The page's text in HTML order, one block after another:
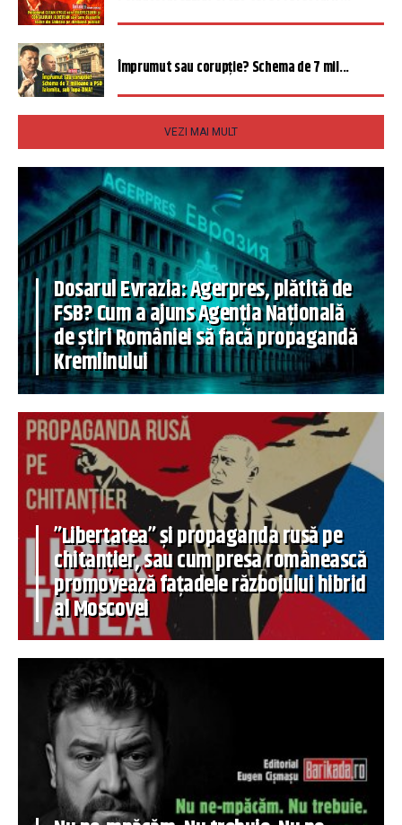
Împrumut sau corupție? Schema de 7 mil...
VEZI MAI MULT
Dosarul Evrazia: Agerpres, plătită de
FSB? Cum a ajuns Agenția Națională
de știri României să facă propagandă
Kremlinului
”Libertatea” și propaganda rusă pe
chitanțier, sau cum presa românească
promovează fațadele războiului hibrid
al Moscovei